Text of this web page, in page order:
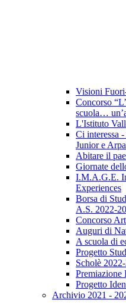
Visioni
Concorso
scuola…
L'Istituto
Ci interessa
Junior e
Abitare il
Giornate
I.M.A.G.E.
Experiences
Borsa di
A.S. 2022-
Concorso
Auguri di
A scuola di
Progetto
Scholè
Premiazione
Progetto
Archivio 2021 -